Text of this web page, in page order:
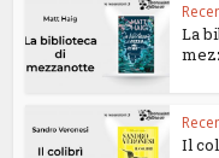
La
Il